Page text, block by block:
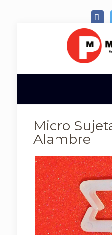
Micro
Alambre